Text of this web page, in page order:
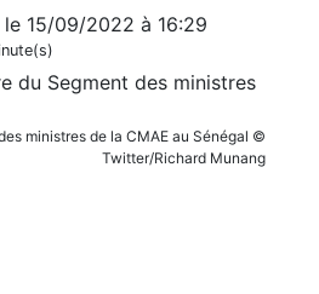
le 15/09/2022 à 16:29
ministres de la CMAE au Sénégal ©
Twitter/Richard Munang